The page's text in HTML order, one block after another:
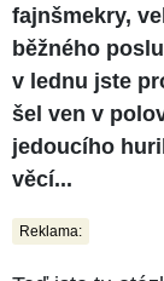
fajnšmekry,
běžného
v lednu jste
šel ven v
jedoucího
věcí...
Reklama: